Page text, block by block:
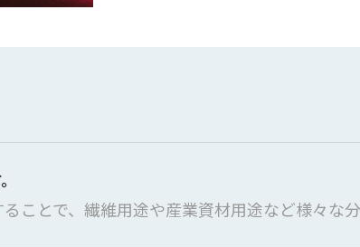
とで、繊維用途や産業資材用途など様々な